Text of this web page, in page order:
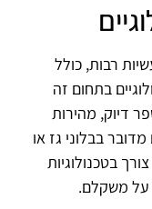
רבות, כולל
בתחום זה
דיוק, מהירות
בבלוני גז או
בטכנולוגיות
על משקלם.